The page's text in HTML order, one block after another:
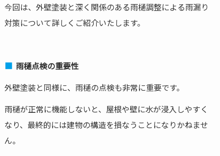
今回は、外壁塗装と深く関係のある雨樋調整による雨漏り
対策について詳しくご紹介いたします。
雨樋点検の重要性
外壁塗装と同様に、雨樋の点検も非常に重要です。
雨樋が正常に機能しないと、屋根や壁に水が浸入しやすく
なり、最終的には建物の構造を損なうことになりかねませ
ん。